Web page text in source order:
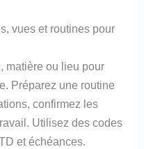
vues et routines pour
matière ou lieu pour
Préparez une routine
confirmez les
Utilisez des codes
et échéances.